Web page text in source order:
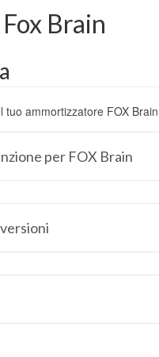
Brain
tuo ammortizzatore FOX
per FOX Brain